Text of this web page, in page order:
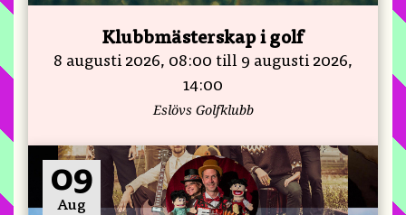
Klubbmästerskap i golf
8 augusti 2026, 08:00 till 9 augusti 2026,
14:00
Eslövs Golfklubb
09
Aug